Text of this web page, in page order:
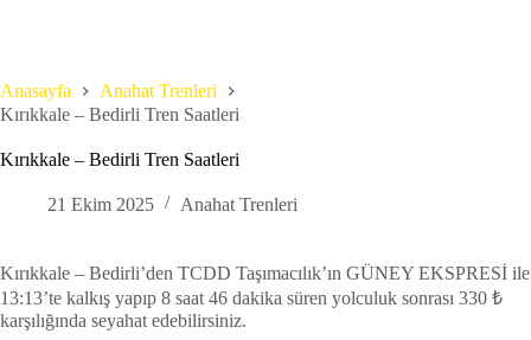
Anasayfa
Anahat Trenleri
Kırıkkale – Bedirli Tren Saatleri
Kırıkkale – Bedirli Tren Saatleri
21 Ekim 2025 Anahat Trenleri
Kırıkkale – Bedirli’den TCDD Taşımacılık’ın GÜNEY EKSPRESİ ile
13:13’te kalkış yapıp 8 saat 46 dakika süren yolculuk sonrası 330 ₺
karşılığında seyahat edebilirsiniz.